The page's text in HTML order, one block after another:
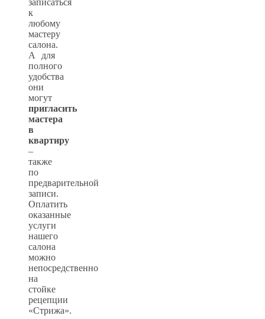
к
любому
мастеру
салона.
А для
полного
удобства
они
могут
пригласить
мастера
в
квартиру
–
также
по
предварительной
записи.
Оплатить
оказанные
услуги
нашего
салона
можно
непосредственно
на
стойке
рецепции
«Стрижа».